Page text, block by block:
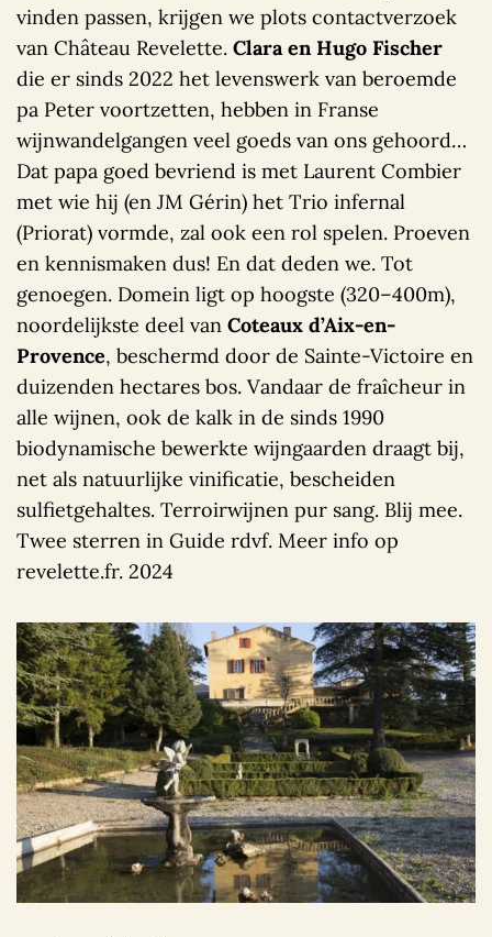
vinden passen, krijgen we plots contactverzoek
van Château Revelette. Clara en Hugo Fischer
die er sinds 2022 het levenswerk van beroemde
pa Peter voortzetten, hebben in Franse
wijnwandelgangen veel goeds van ons gehoord…
Dat papa goed bevriend is met Laurent Combier
met wie hij (en JM Gérin) het Trio infernal
(Priorat) vormde, zal ook een rol spelen. Proeven
en kennismaken dus! En dat deden we. Tot
genoegen. Domein ligt op hoogste (320–400m),
noordelijkste deel van Coteaux d’Aix-en-
Provence, beschermd door de Sainte-Victoire en
duizenden hectares bos. Vandaar de fraîcheur in
alle wijnen, ook de kalk in de sinds 1990
biodynamische bewerkte wijngaarden draagt bij,
net als natuurlijke vinificatie, bescheiden
sulfietgehaltes. Terroirwijnen pur sang. Blij mee.
Twee sterren in Guide rdvf. Meer info op
revelette.fr. 2024